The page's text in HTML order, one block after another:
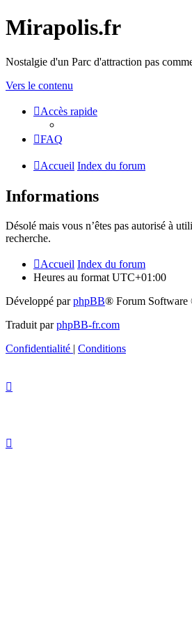
Mirapolis.fr
Nostalgie d'un Parc d'attraction pas
Vers le contenu
Accès rapide
FAQ
Accueil Index du forum
Informations
Désolé mais vous n’êtes pas autorisé à
recherche.
Accueil Index du forum
Heures au format UTC+01:00
Développé parphpBB® Forum
Traduit parphpBB-fr.com
Confidentialité | Conditions